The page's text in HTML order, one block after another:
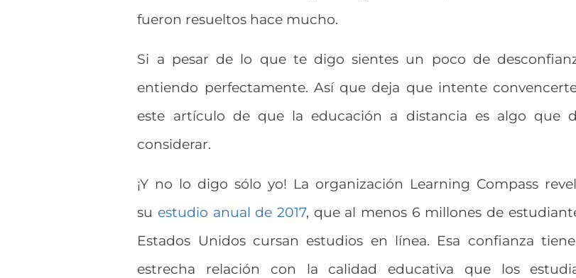
fueron resueltos hace mucho.
Si a pesar de lo que te digo sientes un poco de
entiendo perfectamente. Así que deja que intente
este artículo de que la educación a distancia es algo que
considerar.
¡Y no lo digo sólo yo! La organización Learning Compass
su estudio anual de 2017, que al menos 6 millones de
Estados Unidos cursan estudios en línea. Esa confianza
estrecha relación con la calidad educativa que los